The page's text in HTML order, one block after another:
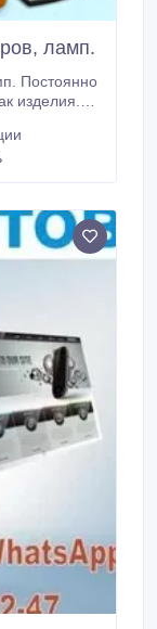
ламп.
изделия.
можно